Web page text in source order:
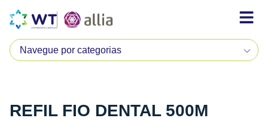
REFIL FIO DENTAL 500M